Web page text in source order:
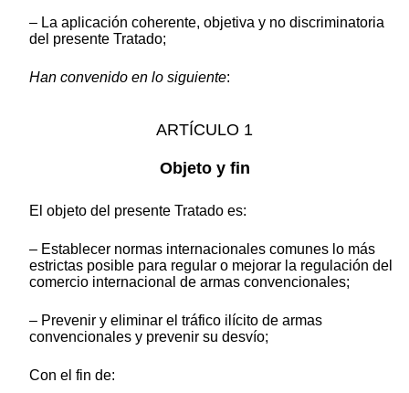
– La aplicación coherente, objetiva y no discriminatoria
del presente Tratado;
Han convenido en lo siguiente:
ARTÍCULO 1
Objeto y fin
El objeto del presente Tratado es:
– Establecer normas internacionales comunes lo más
estrictas posible para regular o mejorar la regulación del
comercio internacional de armas convencionales;
– Prevenir y eliminar el tráfico ilícito de armas
convencionales y prevenir su desvío;
Con el fin de: